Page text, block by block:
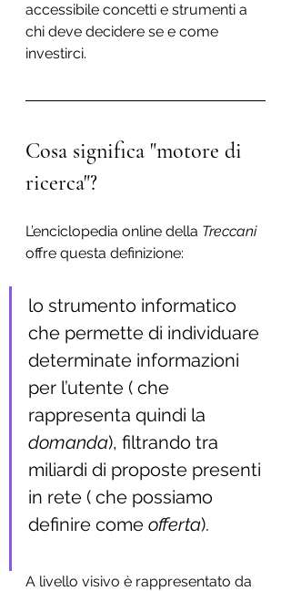
accessibile concetti e strumenti a
chi deve decidere se e come
investirci.
Cosa significa "motore di
ricerca"?
L’enciclopedia online della Treccani
offre questa definizione:
lo strumento informatico
che permette di individuare
determinate informazioni
per l’utente ( che
rappresenta quindi la
domanda), filtrando tra
miliardi di proposte presenti
in rete ( che possiamo
definire come offerta).
A livello visivo è rappresentato da